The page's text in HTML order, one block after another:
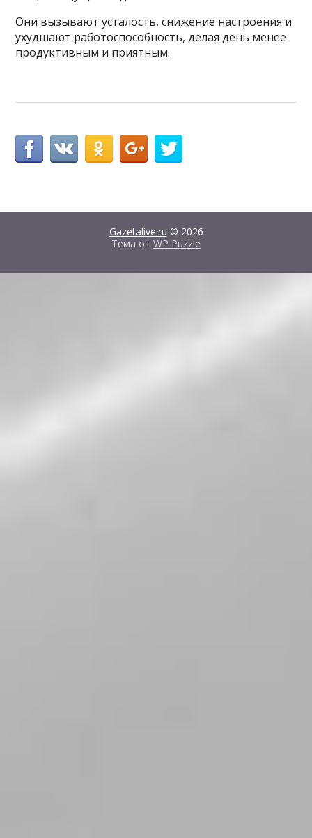
Они вызывают усталость, снижение настроения и
ухудшают работоспособность, делая день менее
продуктивным и приятным.
Gazetalive.ru © 2026
Тема от WP Puzzle